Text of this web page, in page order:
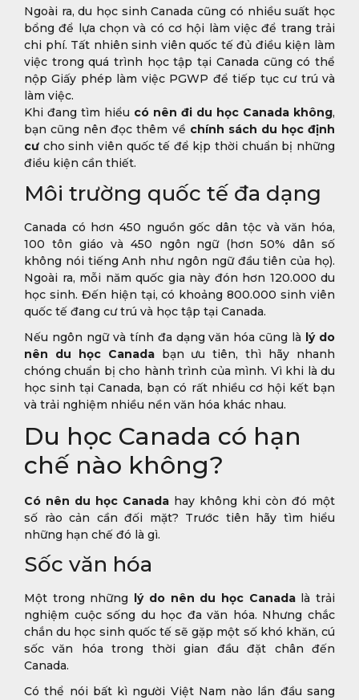
Ngoài ra, du học sinh Canada cũng có nhiều suất học
bổng để lựa chọn và có cơ hội làm việc để trang trải
chi phí. Tất nhiên sinh viên quốc tế đủ điều kiện làm
việc trong quá trình học tập tại Canada cũng có thể
nộp Giấy phép làm việc PGWP để tiếp tục cư trú và
làm việc.
Khi đang tìm hiểu có nên đi du học Canada không,
bạn cũng nên đọc thêm về chính sách du học định
cư cho sinh viên quốc tế để kịp thời chuẩn bị những
điều kiện cần thiết.
Môi trường quốc tế đa dạng
Canada có hơn 450 nguồn gốc dân tộc và văn hóa,
100 tôn giáo và 450 ngôn ngữ (hơn 50% dân số
không nói tiếng Anh như ngôn ngữ đầu tiên của họ).
Ngoài ra, mỗi năm quốc gia này đón hơn 120.000 du
học sinh. Đến hiện tại, có khoảng 800.000 sinh viên
quốc tế đang cư trú và học tập tại Canada.
Nếu ngôn ngữ và tính đa dạng văn hóa cũng là lý do
nên du học Canadabạn ưu tiên, thì hãy nhanh
chóng chuẩn bị cho hành trình của mình. Vì khi là du
học sinh tại Canada, bạn có rất nhiều cơ hội kết bạn
và trải nghiệm nhiều nền văn hóa khác nhau.
Du học Canada có hạn
chế nào không?
Có nên du học Canada hay không khi còn đó một
số rào cản cần đối mặt? Trước tiên hãy tìm hiểu
những hạn chế đó là gì.
Sốc văn hóa
Một trong những lý do nên du học Canadalà trải
nghiệm cuộc sống du học đa văn hóa. Nhưng chắc
chắn du học sinh quốc tế sẽ gặp một số khó khăn, cú
sốc văn hóa trong thời gian đầu đặt chân đến
Canada.
Có thể nói bất kì người Việt Nam nào lần đầu sang